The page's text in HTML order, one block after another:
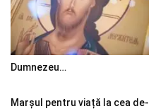
Dumnezeu…
Marșul pentru viață la cea de-